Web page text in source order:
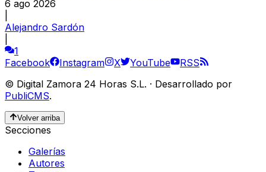
6 ago 2026
Alejandro Sardón
1
Facebook
Instagram X YouTube
RSS
© Digital Zamora 24 Horas S.L. · Desarrollado por
PubliCMS.
Volver arriba
Secciones
Galerías
Autores